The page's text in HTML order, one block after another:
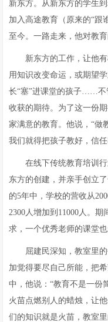
新东方。从新东方的学生
加入高途教育（原来的“跟
至今。一路走来，他对教
新东方的工作，让他
用知识改变命运，或期望
长“塞”进课堂的孩子……不
收获的期待。为了这一份
家满意的教育。他说，“做
我们就得把孩子教好，信任
在线下传统教育培训
东方的创建，并亲手创立
的5年中，学校的营收从
2300人增加到11000人。
求，一个优秀老师的课堂
屈建民深知，教室里
加觉得要尽自己所能，把
中，他说：“教育不是一份
火苗点燃别人的蜡烛，让
们的知识就是火苗，教室